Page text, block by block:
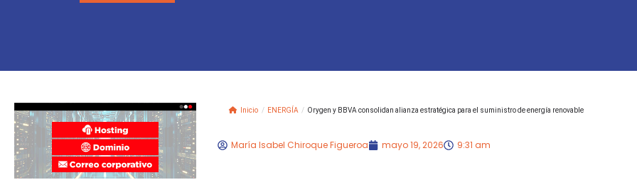
Inicio / ENERGÍA / Orygen y BBVA consolidan alianza estratégica para el suministro de energía renovable
María Isabel Chiroque Figueroa mayo 19, 2026 9:31 am